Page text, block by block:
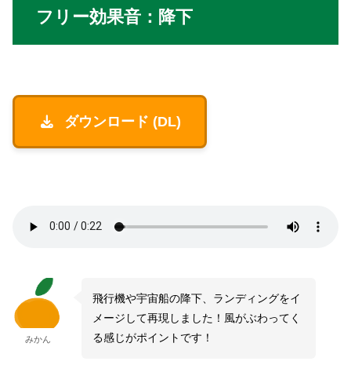
フリー効果音： 降下
ダウンロード (DL)
みかん
飛行機や宇宙船の降下、ランディングをイ
メージして再現しました！風がぶわってく
る感じがポイントです！